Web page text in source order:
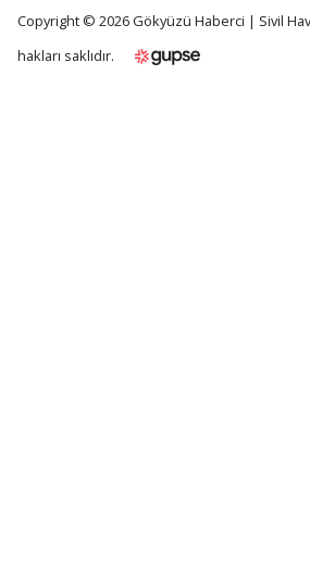
Copyright © 2026 Gökyüzü Haberci | Sivil
hakları saklıdır.